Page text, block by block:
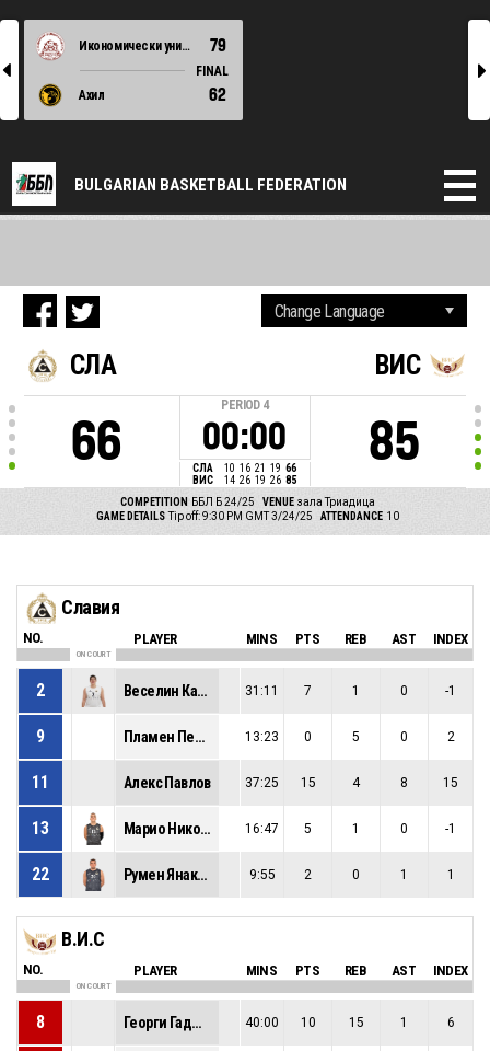
l
Икономически университет 79
FINAL
Ахил
62
r
BULGARIAN BASKETBALL FEDERATION
СЛА
66
PERIOD 4
00:00
СЛА 10 16 21 19 66
ВИС
14 26 19 26 85
ВИС
85
COMPETITION ББЛ Б 24/25 VENUE зала Триадица
GAME DETAILS Tip off: 9:30 PM GMT 3/24/25 ATTENDANCE 10
Славия
NO. PLAYER MINS PTS REB AST INDEX
ON COURT
2 Веселин Каменов 31:11 7 1 0 -1
9 Пламен Петков 13:23 0 5 0 2
11 Алекс Павлов 37:25 15 4 8 15
13 Марио Николов 16:47 5 1 0 -1
22 Румен Янакиев 9:55 2 0 1 1
В.И.С
NO. PLAYER MINS PTS REB AST INDEX
ON COURT
8 Георги Гаджев 40:00 10 15 1 6